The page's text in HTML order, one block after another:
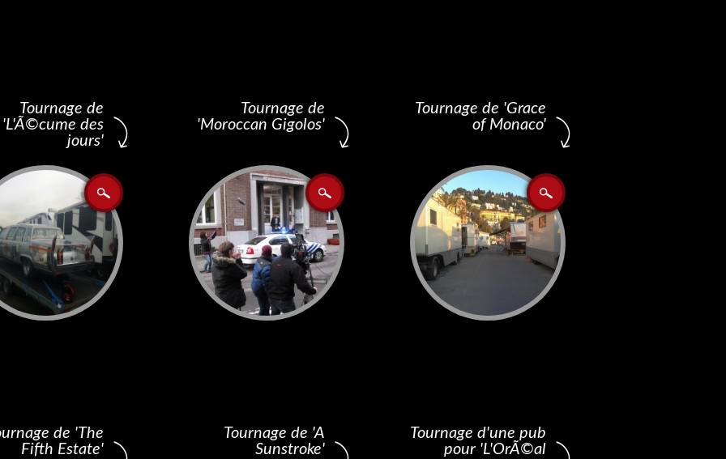
Tournage de
'L'Ã©cume des
jours'
Tournage de
'Moroccan Gigolos'
Tournage de 'Grace
of Monaco'
de 'The
Fifth Estate'
Tournage de 'A
Sunstroke'
Tournage d'une pub
pour 'L'OrÃ©al